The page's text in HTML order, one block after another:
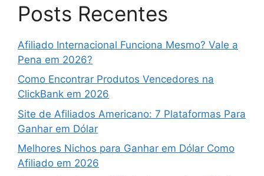
Posts Recentes
Afiliado Internacional Funciona Mesmo? Vale a
Pena em 2026?
Como Encontrar Produtos Vencedores na
ClickBank em 2026
Site de Afiliados Americano: 7 Plataformas Para
Ganhar em Dólar
Melhores Nichos para Ganhar em Dólar Como
Afiliado em 2026